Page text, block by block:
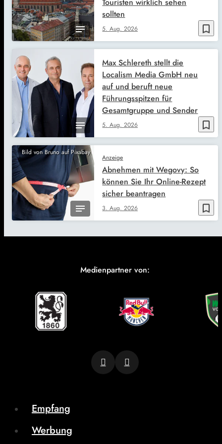
bookmark_border
5. Aug. 2026
sollten
bookmark_border
5. Aug. 2026
Max Schlereth stellt die
Localism Media GmbH neu
auf und beruft neue
Führungsspitzen für
Gesamtgruppe und Sender
Bild von Bruno auf Pixabay
bookmark_border
Anzeige
3. Aug. 2026
Abnehmen mit Wegovy: So
können Sie Ihr Online-Rezept
sicher beantragen
Medienpartner von:
Empfang
Werbung